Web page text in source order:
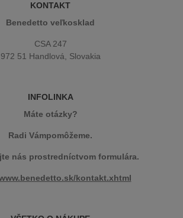
KONTAKT
Benedetto veľkosklad
CSA 247
972 51 Handlová, Slovakia
INFOLINKA
Máte otázky?
Radi Vámpomôžeme.
nás prostredníctvom formulára.
kontakt.xhtml